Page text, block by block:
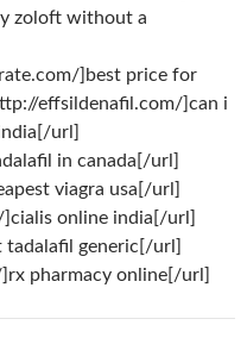
zoloft without a
]best price for
effsildenafil.com/]can i
url]
in canada[/url]
viagra usa[/url]
online india[/url]
tadalafil generic[/url]
pharmacy online[/url]